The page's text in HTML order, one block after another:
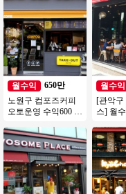
월수익
650만
노원구 컴포즈커피
오토운영 수익600 #
업 #초보창업 추천
월수익
[관악구
스] 월
편한 투